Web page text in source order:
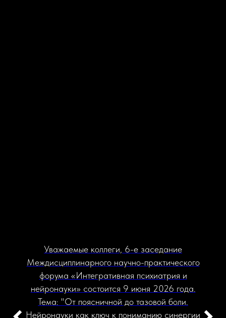
Уважаемые коллеги, 6-е заседание
Междисциплинарного научно-практического
форума «Интегративная психиатрия и
нейронауки» состоится 9 июня 2026 года.
Тема: "От поясничной до тазовой боли.
Нейронауки как ключ к пониманию синергии